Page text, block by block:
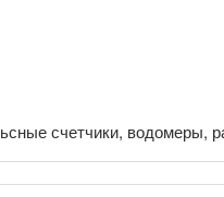
счетчики, водомеры,